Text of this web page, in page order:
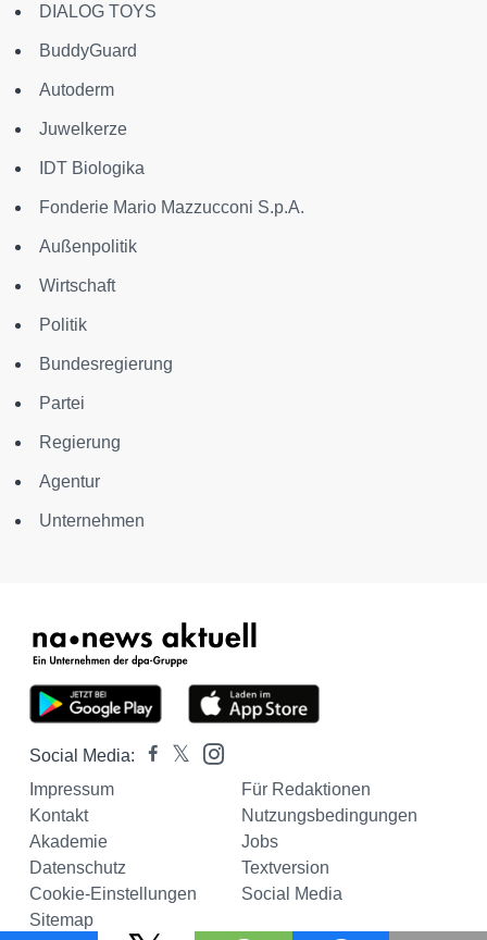
DIALOG TOYS
BuddyGuard
Autoderm
Juwelkerze
IDT Biologika
Fonderie Mario Mazzucconi S.p.A.
Außenpolitik
Wirtschaft
Politik
Bundesregierung
Partei
Regierung
Agentur
Unternehmen
Social Media:
Impressum
Für Redaktionen
Kontakt
Nutzungsbedingungen
Akademie
Jobs
Datenschutz
Textversion
Cookie-Einstellungen
Social Media
Sitemap